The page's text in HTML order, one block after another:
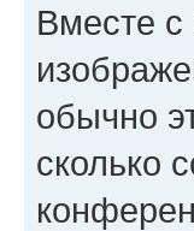
Вместе с
обычно
сколько